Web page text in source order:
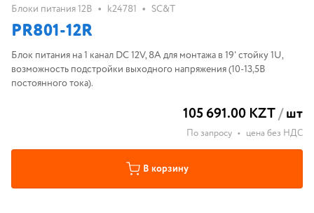
Блоки питания 12В • k24781 • SC&T
PR801-12R
Блок питания на 1 канал DC 12V, 8A для монтажа в 19' стойку 1U,
возможность подстройки выходного напряжения (10-13,5В
постоянного тока).
105 691.00 KZT/шт
По запросу • цена без НДС
В корзину